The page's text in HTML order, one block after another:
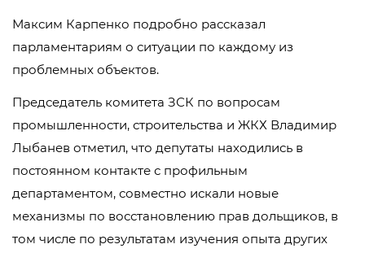
Максим Карпенко подробно рассказал
парламентариям о ситуации по каждому из
проблемных объектов.
Председатель комитета ЗСК по вопросам
промышленности, строительства и ЖКХ Владимир
Лыбанев отметил, что депутаты находились в
постоянном контакте с профильным
департаментом, совместно искали новые
механизмы по восстановлению прав дольщиков, в
том числе по результатам изучения опыта других